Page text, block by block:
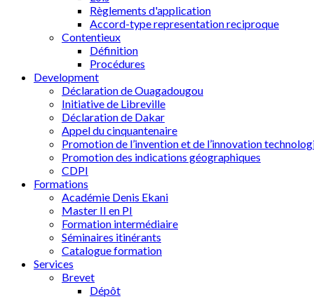
Règlements d'application
Accord-type representation reciproque
Contentieux
Définition
Procédures
Development
Déclaration de Ouagadougou
Initiative de Libreville
Déclaration de Dakar
Appel du cinquantenaire
Promotion de l’invention et de l’innovation
Promotion des indications géographiques
CDPI
Formations
Académie Denis Ekani
Master II en PI
Formation intermédiaire
Séminaires itinérants
Catalogue formation
Services
Brevet
Dépôt